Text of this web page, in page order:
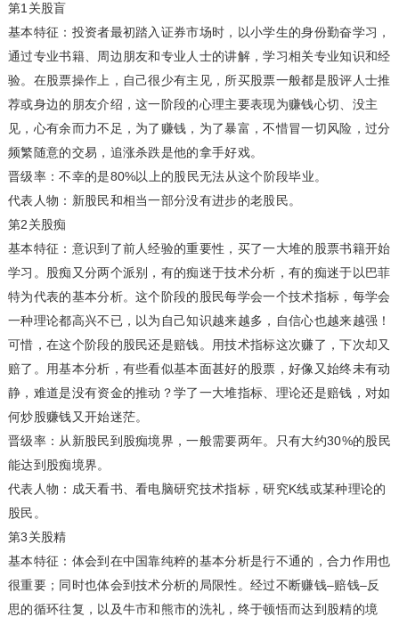
第1关股盲
基本特征：投资者最初踏入证券市场时，以小学生的身份勤奋学习，
通过专业书籍、周边朋友和专业人士的讲解，学习相关专业知识和经
验。在股票操作上，自己很少有主见，所买股票一般都是股评人士推
荐或身边的朋友介绍，这一阶段的心理主要表现为赚钱心切、没主
见，心有余而力不足，为了赚钱，为了暴富，不惜冒一切风险，过分
频繁随意的交易，追涨杀跌是他的拿手好戏。
晋级率：不幸的是80%以上的股民无法从这个阶段毕业。
代表人物：新股民和相当一部分没有进步的老股民。
第2关股痴
基本特征：意识到了前人经验的重要性，买了一大堆的股票书籍开始
学习。股痴又分两个派别，有的痴迷于技术分析，有的痴迷于以巴菲
特为代表的基本分析。这个阶段的股民每学会一个技术指标，每学会
一种理论都高兴不已，以为自己知识越来越多，自信心也越来越强！
可惜，在这个阶段的股民还是赔钱。用技术指标这次赚了，下次却又
赔了。用基本分析，有些看似基本面甚好的股票，好像又始终未有动
静，难道是没有资金的推动？学了一大堆指标、理论还是赔钱，对如
何炒股赚钱又开始迷茫。
晋级率：从新股民到股痴境界，一般需要两年。只有大约30%的股民
能达到股痴境界。
代表人物：成天看书、看电脑研究技术指标，研究K线或某种理论的
股民。
第3关股精
基本特征：体会到在中国靠纯粹的基本分析是行不通的，合力作用也
很重要；同时也体会到技术分析的局限性。经过不断赚钱–赔钱–反
思的循环往复，以及牛市和熊市的洗礼，终于顿悟而达到股精的境